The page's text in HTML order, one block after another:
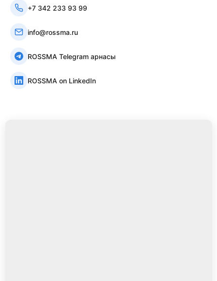
+7 342 233 93 99
info@rossma.ru
ROSSMA Telegram арнасы
ROSSMA on LinkedIn